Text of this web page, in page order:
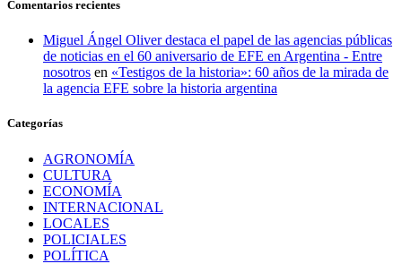
Comentarios recientes
Miguel Ángel Oliver destaca el papel de las agencias públicas
de noticias en el 60 aniversario de EFE en Argentina - Entre
nosotros en «Testigos de la historia»: 60 años de la mirada de
la agencia EFE sobre la historia argentina
Categorías
AGRONOMÍA
CULTURA
ECONOMÍA
INTERNACIONAL
LOCALES
POLICIALES
POLÍTICA